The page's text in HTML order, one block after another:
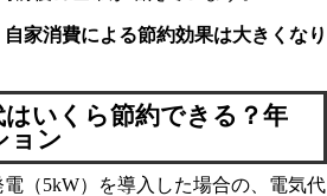
家消費による節約効果は大きくなり
はいくら節約できる？年
ョン
（5kW）を導入した場合の、電気代